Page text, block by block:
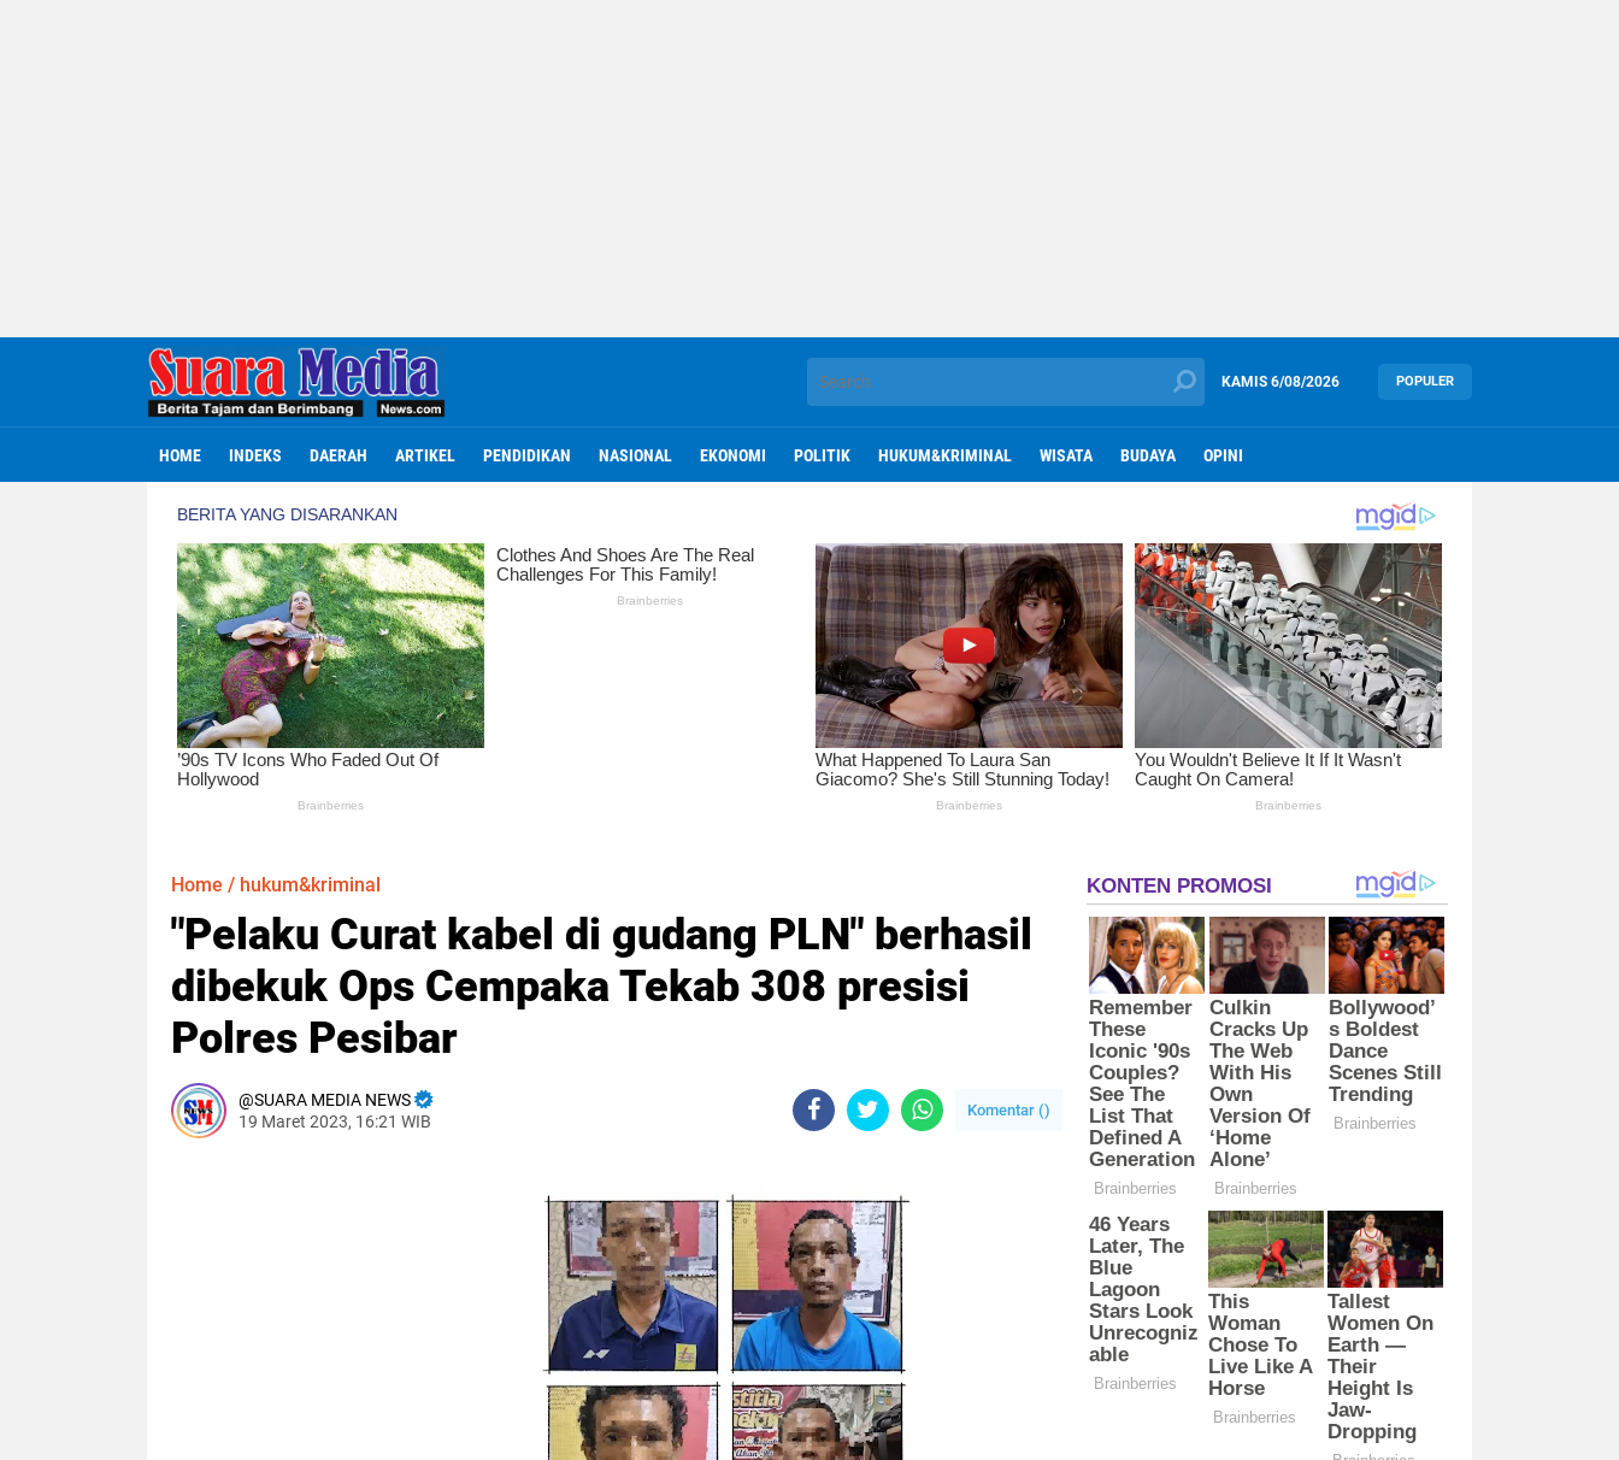
KAMIS 6/08/2026 POPULER
HOME INDEKS DAERAH ARTIKEL PENDIDIKAN NASIONAL EKONOMI POLITIK HUKUM&KRIMINAL WISATA BUDAYA OPINI
Home / hukum&kriminal
"Pelaku Curat kabel di gudang PLN" berhasil
dibekuk Ops Cempaka Tekab 308 presisi
Polres Pesibar
SUARA MEDIA NEWS
19 Maret 2023, 16:21 WIB
Komentar ()